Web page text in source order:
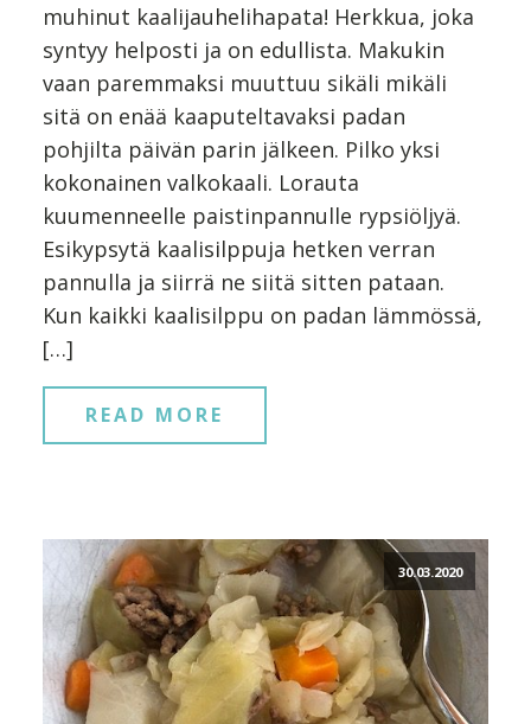
muhinut kaalijauhelihapata! Herkkua, joka
syntyy helposti ja on edullista. Makukin
vaan paremmaksi muuttuu sikäli mikäli
sitä on enää kaaputeltavaksi padan
pohjilta päivän parin jälkeen. Pilko yksi
kokonainen valkokaali. Lorauta
kuumenneelle paistinpannulle rypsiöljyä.
Esikypsytä kaalisilppuja hetken verran
pannulla ja siirrä ne siitä sitten pataan.
Kun kaikki kaalisilppu on padan lämmössä,
[…]
READ MORE
30.03.2020